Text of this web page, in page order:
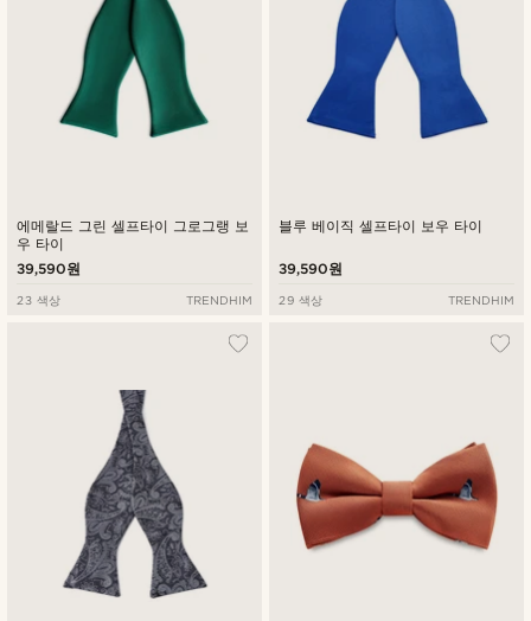
에메랄드 그린 셀프타이 그로그랭 보
우 타이
39,590원
23 색상 TRENDHIM
블루 베이직 셀프타이 보우 타이
39,590원
29 색상 TRENDHIM